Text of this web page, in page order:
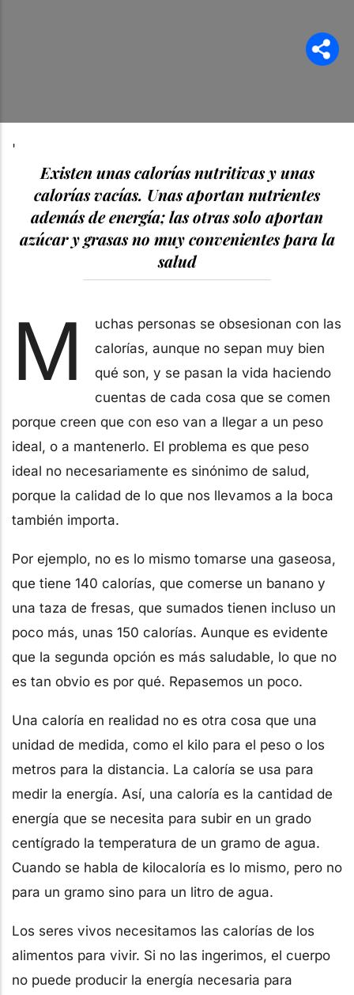
'
Existen unas calorías nutritivas y unas
calorías vacías. Unas aportan nutrientes
además de energía; las otras solo aportan
azúcar y grasas no muy convenientes para la
salud
M
uchas personas se obsesionan con las
calorías, aunque no sepan muy bien
qué son, y se pasan la vida haciendo
cuentas de cada cosa que se comen
porque creen que con eso van a llegar a un peso
ideal, o a mantenerlo. El problema es que peso
ideal no necesariamente es sinónimo de salud,
porque la calidad de lo que nos llevamos a la boca
también importa.
Por ejemplo, no es lo mismo tomarse una gaseosa,
que tiene 140 calorías, que comerse un banano y
una taza de fresas, que sumados tienen incluso un
poco más, unas 150 calorías. Aunque es evidente
que la segunda opción es más saludable, lo que no
es tan obvio es por qué. Repasemos un poco.
Una caloría en realidad no es otra cosa que una
unidad de medida, como el kilo para el peso o los
metros para la distancia. La caloría se usa para
medir la energía. Así, una caloría es la cantidad de
energía que se necesita para subir en un grado
centígrado la temperatura de un gramo de agua.
Cuando se habla de kilocaloría es lo mismo, pero no
para un gramo sino para un litro de agua.
Los seres vivos necesitamos las calorías de los
alimentos para vivir. Si no las ingerimos, el cuerpo
no puede producir la energía necesaria para